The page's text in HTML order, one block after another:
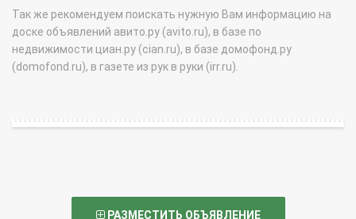
Так же рекомендуем поискать нужную Вам информацию на
доске объявлений авито.ру (avito.ru), в базе по
недвижимости циан.ру (cian.ru), в базе домофонд.ру
(domofond.ru), в газете из рук в руки (irr.ru).
РАЗМЕСТИТЬ ОБЪЯВЛЕНИЕ